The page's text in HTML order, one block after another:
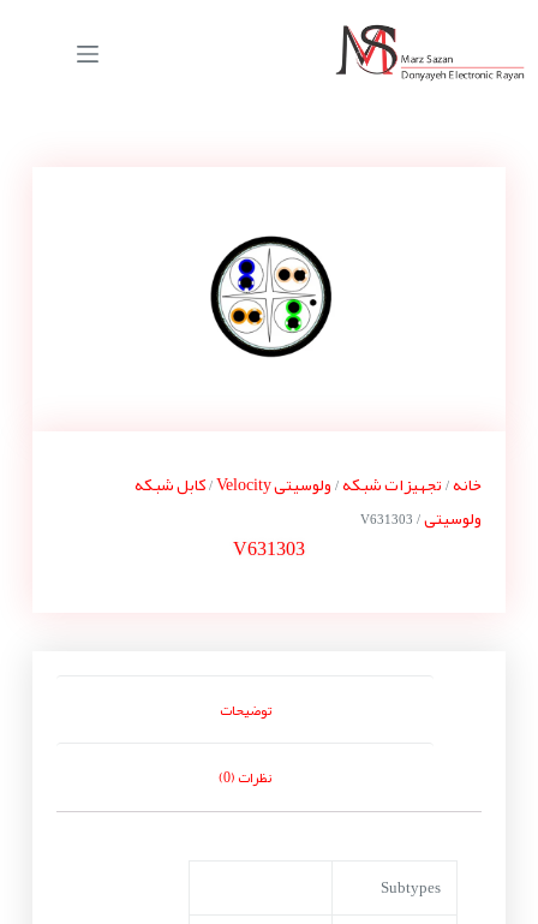
خانه/ تجهیزات شبکه/ ولوسیتی Velocity / کابل شبکه
ولوسیتی/ V631303
V631303
توضیحات
نظرات (0)
Subtypes